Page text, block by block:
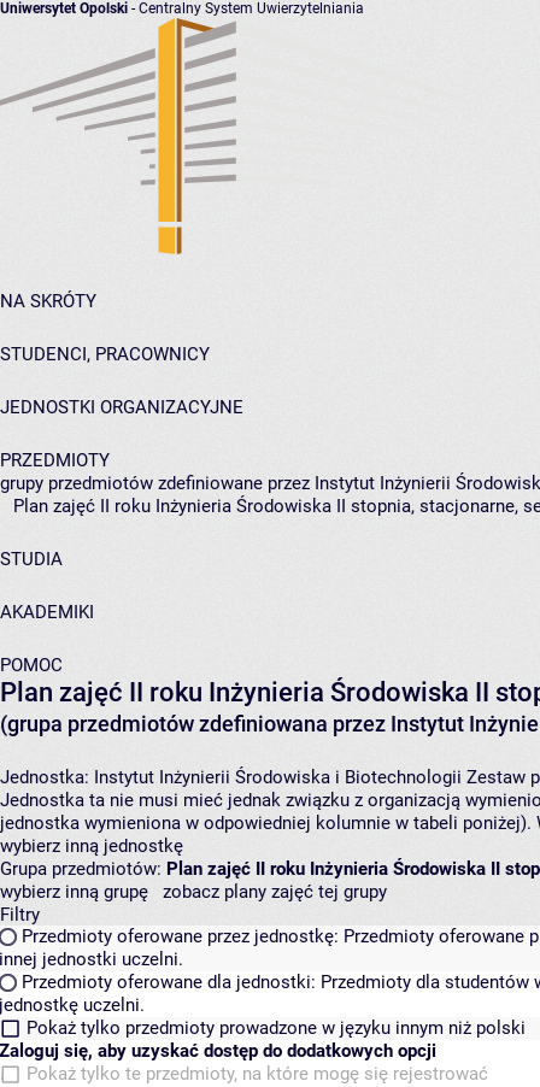
Uniwersytet Opolski - Centralny System Uwierzytelniania
NA SKRÓTY
STUDENCI, PRACOWNICY
JEDNOSTKI ORGANIZACYJNE
PRZEDMIOTY
grupy przedmiotów zdefiniowane przez Instytut Inżynierii
Plan zajęć II roku Inżynieria Środowiska II stopnia, stacjonarne,
STUDIA
AKADEMIKI
POMOC
Plan zajęć II roku Inżynieria Środowiska II
(grupa przedmiotów zdefiniowana przez Instytut
Jednostka: Instytut Inżynierii Środowiska i Biotechnologii Zestaw
Jednostka ta nie musi mieć jednak związku z organizacją
jednostka wymieniona w odpowiedniej kolumnie w tabeli
wybierz inną jednostkę
Grupa przedmiotów: Plan zajęć II roku Inżynieria Środowiska II
wybierz inną grupę
zobacz plany zajęć tej grupy
Filtry
Przedmioty oferowane przez jednostkę: Przedmioty oferowane
innej jednostki uczelni.
Przedmioty oferowane dla jednostki: Przedmioty dla studentów
jednostkę uczelni.
Pokaż tylko przedmioty prowadzone w języku innym niż polski
Zaloguj się, aby uzyskać dostęp do dodatkowych opcji
Pokaż tylko te przedmioty, na które mogę się rejestrować